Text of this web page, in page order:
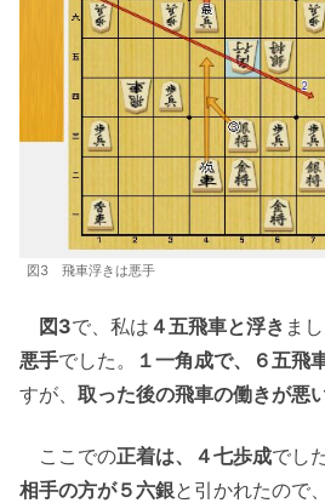
図3 飛車浮きは悪手
図3で、私は ４五飛車と浮き ま
悪手でした。 １一角成で、６五飛
すが、 取った後の飛車の働きが悪
ここでの正着は、４七歩成でし
相手の方が５六銀と引かれたので、